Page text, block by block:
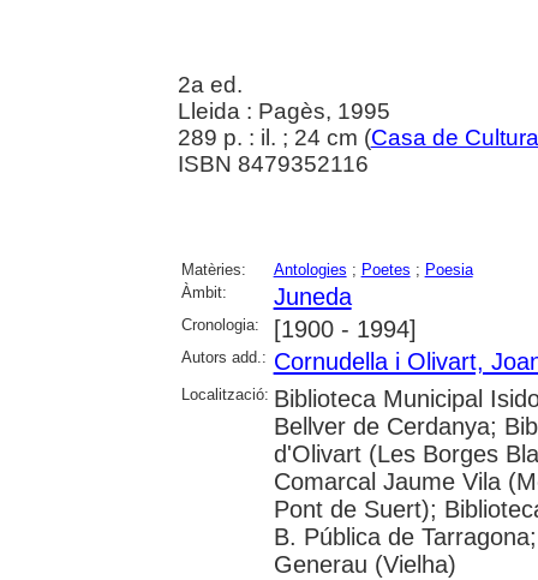
2a ed.
Lleida : Pagès, 1995
289 p. : il. ; 24 cm (Casa de Cultura
ISBN 8479352116
Matèries: Antologies ; Poetes ; Poesia
Àmbit:
Juneda
Cronologia: [1900 - 1994]
Autors add.: Cornudella i Olivart,
Localització: Biblioteca Municipal
Bellver de Cerdanya;
d'Olivart (Les Borges
Comarcal Jaume Vila
Pont de Suert);
B. Pública de
Generau (Vielha)